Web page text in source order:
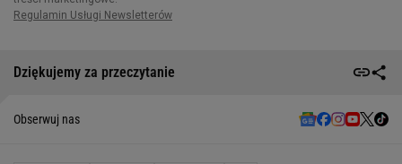
Dziękujemy za przeczytanie
Obserwuj nas